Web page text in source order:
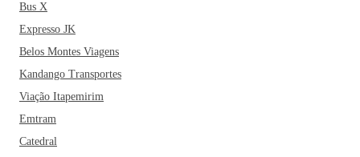
Bus X
Expresso JK
Belos Montes Viagens
Kandango Transportes
Viação Itapemirim
Emtram
Catedral